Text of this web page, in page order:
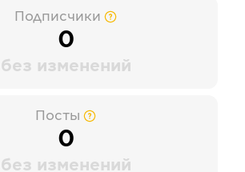
Подписчики
0
без изменений
Посты
0
без изменений